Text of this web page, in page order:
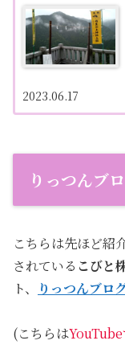
2023.06.17
りっつんブ
こちらは先ほど紹
されている こびと
ト、
りっつんブロ
(こちらはYouTube